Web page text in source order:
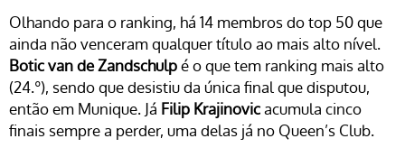
Olhando para o ranking, há 14 membros do top 50 que
ainda não venceram qualquer título ao mais alto nível.
Botic van de Zandschulpé o que tem ranking mais alto
(24.º), sendo que desistiu da única final que disputou,
então em Munique. Já Filip Krajinovicacumula cinco
finais sempre a perder, uma delas já no Queen’s Club.